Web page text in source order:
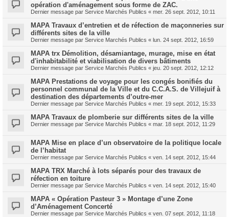
opération d'aménagement sous forme de ZAC.
Dernier message par Service Marchés Publics « mer. 26 sept. 2012, 10:11
MAPA Travaux d’entretien et de réfection de maçonneries sur
différents sites de la ville
Dernier message par Service Marchés Publics « lun. 24 sept. 2012, 16:59
MAPA trx Démolition, désamiantage, murage, mise en état
d'inhabitabilité et viabilisation de divers bâtiments
Dernier message par Service Marchés Publics « jeu. 20 sept. 2012, 12:12
MAPA Prestations de voyage pour les congés bonifiés du
personnel communal de la Ville et du C.C.A.S. de Villejuif à
destination des départements d’outre-mer
Dernier message par Service Marchés Publics « mer. 19 sept. 2012, 15:33
MAPA Travaux de plomberie sur différents sites de la ville
Dernier message par Service Marchés Publics « mar. 18 sept. 2012, 11:29
MAPA Mise en place d’un observatoire de la politique locale
de l’habitat
Dernier message par Service Marchés Publics « ven. 14 sept. 2012, 15:44
MAPA TRX Marché à lots séparés pour des travaux de
réfection en toiture
Dernier message par Service Marchés Publics « ven. 14 sept. 2012, 15:40
MAPA « Opération Pasteur 3 » Montage d’une Zone
d’Aménagement Concerté
Dernier message par Service Marchés Publics « ven. 07 sept. 2012, 11:18